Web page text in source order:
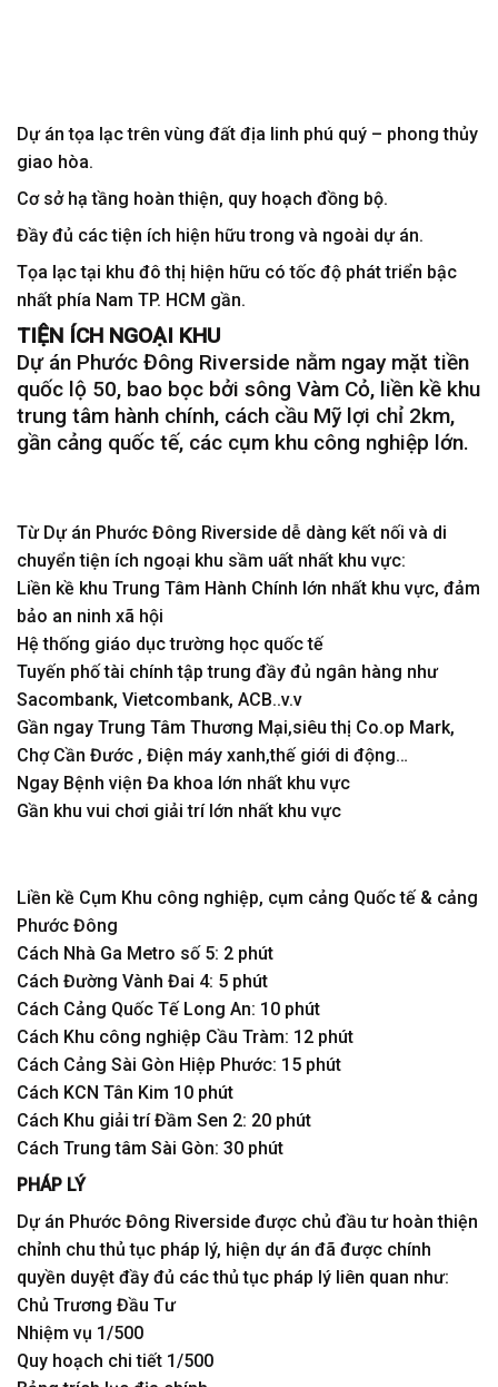
Dự án tọa lạc trên vùng đất địa linh phú quý – phong thủy
giao hòa.
Cơ sở hạ tầng hoàn thiện, quy hoạch đồng bộ.
Đầy đủ các tiện ích hiện hữu trong và ngoài dự án.
Tọa lạc tại khu đô thị hiện hữu có tốc độ phát triển bậc
nhất phía Nam TP. HCM gần.
TIỆN ÍCH NGOẠI KHU
Dự án Phước Đông Riverside nằm ngay mặt tiền
quốc lộ 50, bao bọc bởi sông Vàm Cỏ, liền kề khu
trung tâm hành chính, cách cầu Mỹ lợi chỉ 2km,
gần cảng quốc tế, các cụm khu công nghiệp lớn.
Từ Dự án Phước Đông Riverside dễ dàng kết nối và di
chuyển tiện ích ngoại khu sầm uất nhất khu vực:
Liền kề khu Trung Tâm Hành Chính lớn nhất khu vực, đảm
bảo an ninh xã hội
Hệ thống giáo dục trường học quốc tế
Tuyến phố tài chính tập trung đầy đủ ngân hàng như
Sacombank, Vietcombank, ACB..v.v
Gần ngay Trung Tâm Thương Mại,siêu thị Co.op Mark,
Chợ Cần Đước , Điện máy xanh,thế giới di động…
Ngay Bệnh viện Đa khoa lớn nhất khu vực
Gần khu vui chơi giải trí lớn nhất khu vực
Liền kề Cụm Khu công nghiệp, cụm cảng Quốc tế & cảng
Phước Đông
Cách Nhà Ga Metro số 5: 2 phút
Cách Đường Vành Đai 4: 5 phút
Cách Cảng Quốc Tế Long An: 10 phút
Cách Khu công nghiệp Cầu Tràm: 12 phút
Cách Cảng Sài Gòn Hiệp Phước: 15 phút
Cách KCN Tân Kim 10 phút
Cách Khu giải trí Đầm Sen 2: 20 phút
Cách Trung tâm Sài Gòn: 30 phút
PHÁP LÝ
Dự án Phước Đông Riverside được chủ đầu tư hoàn thiện
chỉnh chu thủ tục pháp lý, hiện dự án đã được chính
quyền duyệt đầy đủ các thủ tục pháp lý liên quan như:
Chủ Trương Đầu Tư
Nhiệm vụ 1/500
Quy hoạch chi tiết 1/500